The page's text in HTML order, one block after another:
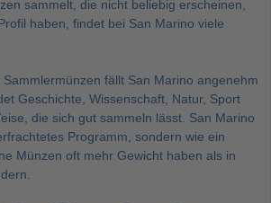
sammelt, die nicht beliebig erscheinen,
haben, findet bei San Marino viele
Sammlermünzen fällt San Marino angenehm
Geschichte, Wissenschaft, Natur, Sport
die sich gut sammeln lässt. San Marino
Programm, sondern wie ein
Münzen oft mehr Gewicht haben als in